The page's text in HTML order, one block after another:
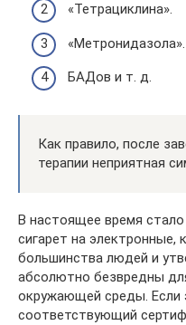
«Тетрациклина».
«Метронидазола».
БАДов и т. д.
Как правило, после
терапии неприятная
В настоящее время
сигарет на электронные,
большинства людей и
абсолютно безвредны
окружающей среды. Если
соответствующий